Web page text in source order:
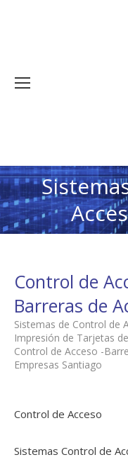
Control de
Barreras de
Sistemas de Control de
Impresión de Tarjetas
Control de Acceso -
Empresas Santiago
Control de Acceso
Sistemas Control de